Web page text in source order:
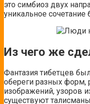
это симбиоз двух
уникальное сочетание
Из чего же
Фантазия тибетцев
обереги разных форм,
изображений, узоров
существуют